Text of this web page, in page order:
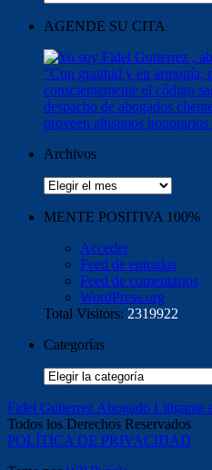
AGENDE SU CITA
Archivos
Archivos
MENTE POSITIVA 100%
Acceder
Feed de entradas
Feed de comentarios
WordPress.org
Total Visitors: 2319922
Categorías
Categorías
Fidel Gutierrez Abogado Litigante
Todos los Derechos Reservados
POLÍTICA DE PRIVACIDAD